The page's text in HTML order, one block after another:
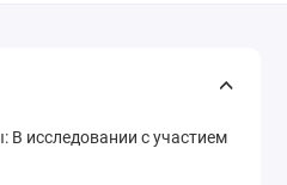
В исследовании с участием